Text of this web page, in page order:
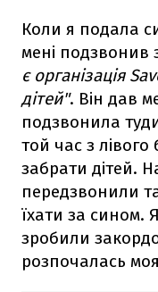
Коли я подала
мені подзвонив
є організація
дітей". Він дав
подзвонила
той час з
забрати дітей.
передзвонили
їхати за сином.
зробили
розпочалась